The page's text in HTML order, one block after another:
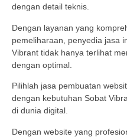
dengan detail teknis.
Dengan layanan yang
pemeliharaan, penyedia jasa
Vibrant tidak hanya terlihat
dengan optimal.
Pilihlah jasa pembuatan
dengan kebutuhan Sobat
di dunia digital.
Dengan website yang